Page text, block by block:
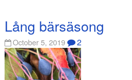
Lång bärsäsong
October 5, 2019 2